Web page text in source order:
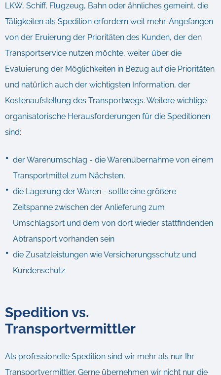
LKW, Schiff, Flugzeug, Bahn oder ähnliches gemeint, die
Tätigkeiten als Spedition erfordern weit mehr. Angefangen
von der Eruierung der Prioritäten des Kunden, der den
Transportservice nutzen möchte, weiter über die
Evaluierung der Möglichkeiten in Bezug auf die Prioritäten
und natürlich auch der wichtigsten Information, der
Kostenaufstellung des Transportwegs. Weitere wichtige
organisatorische Herausforderungen für die Speditionen
sind:
der Warenumschlag - die Warenübernahme von einem
Transportmittel zum Nächsten,
die Lagerung der Waren - sollte eine größere
Zeitspanne zwischen der Anlieferung zum
Umschlagsort und dem von dort wieder stattfindenden
Abtransport vorhanden sein
die Zusatzleistungen wie Versicherungsschutz und
Kundenschutz
Spedition vs.
Transportvermittler
Als professionelle Spedition sind wir mehr als nur Ihr
Transportvermittler. Gerne übernehmen wir nicht nur die